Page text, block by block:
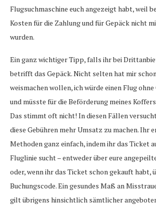
Flugsuchmaschine euch angezeigt habt, weil
Kosten für die Zahlung und für Gepäck nicht
wurden.
Ein ganz wichtiger Tipp, falls ihr bei
betrifft das Gepäck. Nicht selten hat mir
weismachen wollen, ich würde einen Flug ohne
und müsste für die Beförderung meines
Das stimmt oft nicht! In diesen Fällen
diese Gebühren mehr Umsatz zu machen. Ihr
Methoden ganz einfach, indem ihr das Ticket
Fluglinie sucht – entweder über eure
oder, wenn ihr das Ticket schon gekauft habt,
Buchungscode. Ein gesundes Maß an
gilt übrigens hinsichtlich sämtlicher